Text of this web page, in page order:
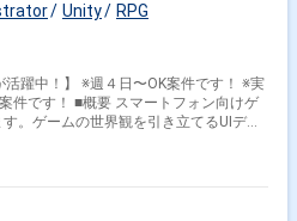
Unity
RPG
躍中！】 ※週４日〜OK案件です！ ※実
トフォン向けゲ
。ゲームの世界観を引き立てるUIデザ
パーツ（訴求画像、バナー、アイコン